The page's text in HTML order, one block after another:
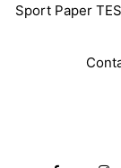
Sport Paper